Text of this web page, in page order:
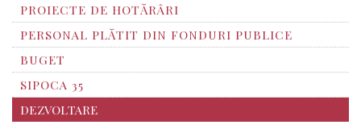
PROIECTE DE HOTĂRÂRI
PERSONAL PLĂTIT DIN FONDURI PUBLICE
BUGET
SIPOCA 35
DEZVOLTARE